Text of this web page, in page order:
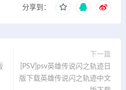
分享到：
下一篇
[PSV]psv英雄传说闪之轨迹日
版下载英雄传说闪之轨迹中文